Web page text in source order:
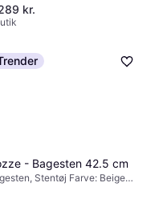
kr.
- Bagesten 42.5 cm
Stentøj Farve: Beige